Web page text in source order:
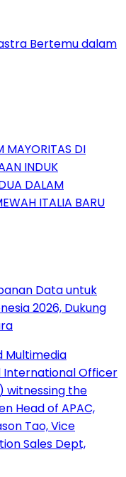
Bertemu dalam
MAYORITAS DI
INDUK
DALAM
ITALIA BARU
Data untuk
2026, Dukung